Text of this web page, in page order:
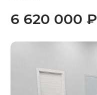
6 620 000 ₽